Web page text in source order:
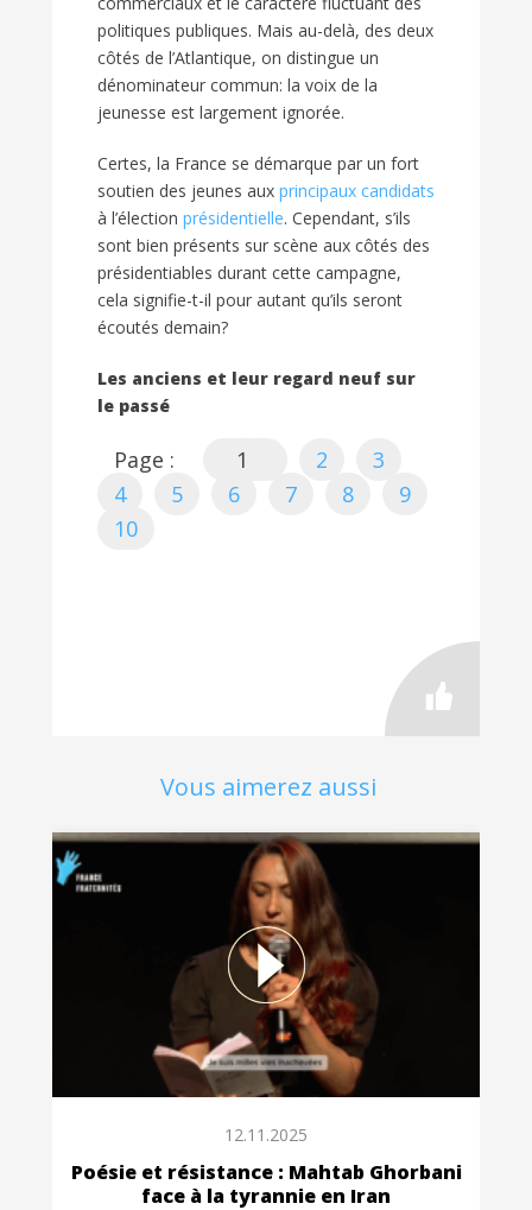
politiques publiques. Mais au-delà, des deux
côtés de l’Atlantique, on distingue un
dénominateur commun: la voix de la
jeunesse est largement ignorée.
Certes, la France se démarque par un fort
soutien des jeunes aux principaux candidats
à l’élection présidentielle. Cependant, s’ils
sont bien présents sur scène aux côtés des
présidentiables durant cette campagne,
cela signifie-t-il pour autant qu’ils seront
écoutés demain?
Les anciens et leur regard neuf sur
le passé
Page : 1 2
3
4
5 6 7 8
9
10
Vous aimerez aussi
12.11.2025
Poésie et résistance : Mahtab Ghorbani
face à la tyrannie en Iran